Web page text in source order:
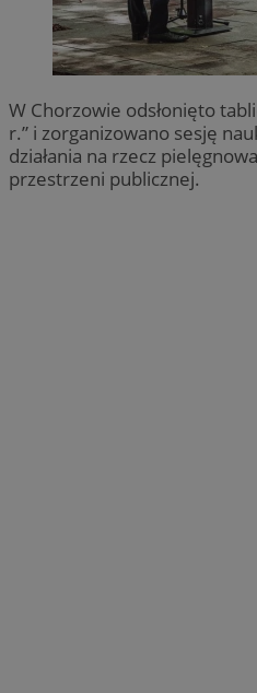
W Chorzowie odsłonięto
r.” i zorganizowano sesję
działania na rzecz
przestrzeni publicznej.